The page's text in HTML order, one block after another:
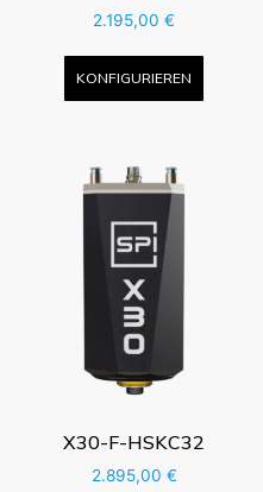
2.195,00€
KONFIGURIEREN
X30-F-HSKC32
2.895,00 €